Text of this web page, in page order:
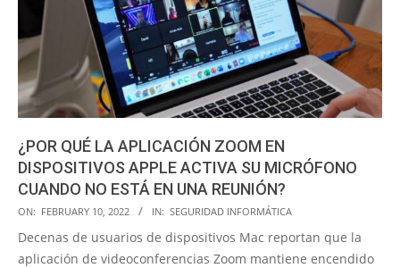
¿POR QUÉ LA APLICACIÓN ZOOM EN
DISPOSITIVOS APPLE ACTIVA SU MICRÓFONO
CUANDO NO ESTÁ EN UNA REUNIÓN?
2022-
02-
10
ON: FEBRUARY 10, 2022 IN: SEGURIDAD INFORMÁTICA
Decenas de usuarios de dispositivos Mac reportan que la
aplicación de videoconferencias Zoom mantiene encendido